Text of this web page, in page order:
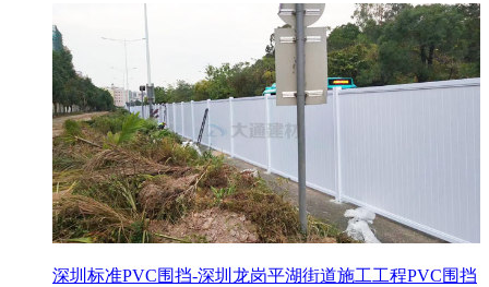
深圳标准PVC围挡-深圳龙岗平湖街道施工工程PVC围挡